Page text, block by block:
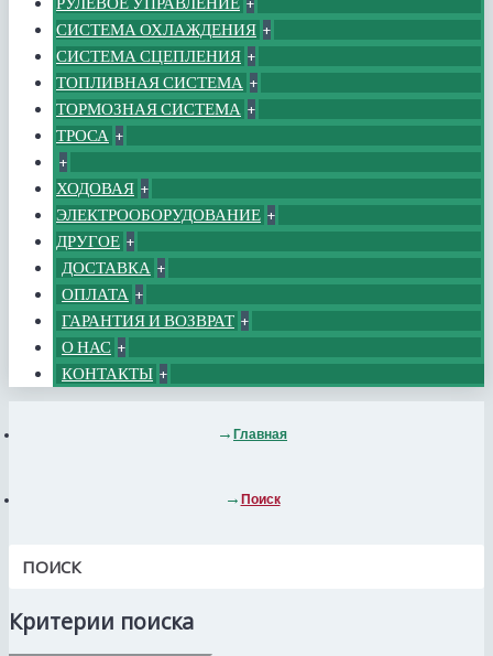
СИСТЕМА ОХЛАЖДЕНИЯ +
СИСТЕМА СЦЕПЛЕНИЯ +
ТОПЛИВНАЯ СИСТЕМА +
ТОРМОЗНАЯ СИСТЕМА +
ТРОСА +
+
ХОДОВАЯ +
ЭЛЕКТРООБОРУДОВАНИЕ +
ДРУГОЕ +
ДОСТАВКА +
ОПЛАТА +
ГАРАНТИЯ И ВОЗВРАТ +
О НАС +
КОНТАКТЫ +
Главная
Поиск
ПОИСК
Критерии поиска